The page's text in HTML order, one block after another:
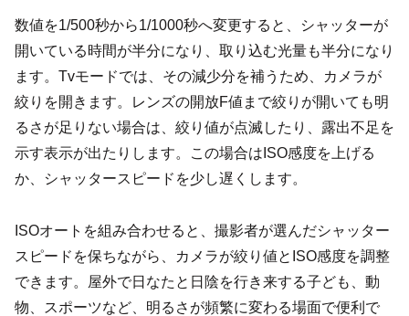
数値を1/500秒から1/1000秒へ変更すると、シャッターが
開いている時間が半分になり、取り込む光量も半分になり
ます。Tvモードでは、その減少分を補うため、カメラが
絞りを開きます。レンズの開放F値まで絞りが開いても明
るさが足りない場合は、絞り値が点滅したり、露出不足を
示す表示が出たりします。この場合はISO感度を上げる
か、シャッタースピードを少し遅くします。
ISOオートを組み合わせると、撮影者が選んだシャッター
スピードを保ちながら、カメラが絞り値とISO感度を調整
できます。屋外で日なたと日陰を行き来する子ども、動
物、スポーツなど、明るさが頻繁に変わる場面で便利で